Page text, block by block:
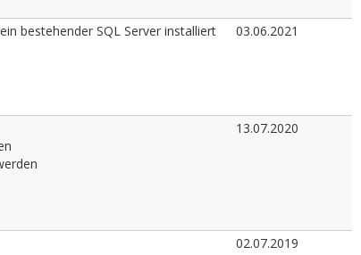
bestehender SQL Server installiert
03.06.2021
13.07.2020
02.07.2019